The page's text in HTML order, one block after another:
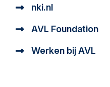
nki.nl
AVL Foundation
Werken bij AVL